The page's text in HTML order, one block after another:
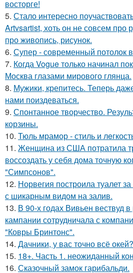
восторге!
5. Стало интересно
Artvsartist, хоть он не совсем про
про живопись, рисунок.
6. Супер - современный потолок
7. Когда Vogue только начинал
Москва глазами мирового глянца.
8. Мужики, крепитесь. Теперь
нами поиздеваться.
9. Спонтанное творчество.
корзины.
10. Тюль мрамор - стиль и
11. Женщина из США потратила
воссоздать у себя дома точную
"Симпсонов".
12. Норвегия построила туалет
с шикарным видом на залив.
13. В 90-х годах Вивьен вествуд
кампании сотрудничала с
"Ковры Бринтонс".
14. Дачники, у вас точно всё окей?
15. 18+. Часть 1. неожиданный
16. Сказочный замок гарибальди.